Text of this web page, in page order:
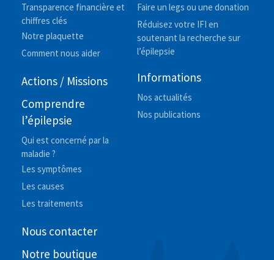
Transparence financière et
chiffres clés
Notre plaquette
Comment nous aider
Actions / Missions
Comprendre
l’épilepsie
Qui est concerné par la
maladie ?
Les symptômes
Les causes
Les traitements
Faire un legs ou une donation
Réduisez votre IFI en
soutenant la recherche sur
l’épilepsie
Informations
Nos actualités
Nos publications
Nous contacter
Notre boutique